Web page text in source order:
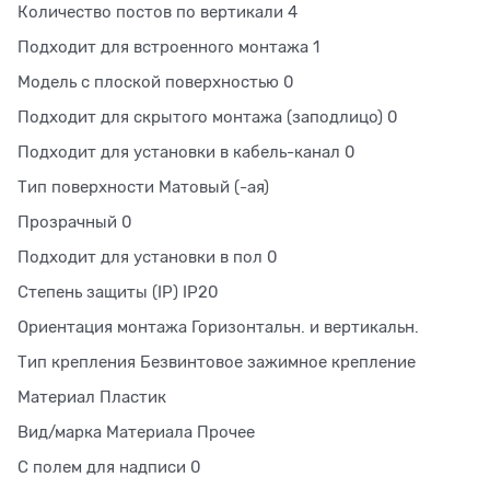
Количество постов по вертикали 4
Подходит для встроенного монтажа 1
Модель с плоской поверхностью 0
Подходит для скрытого монтажа (заподлицо) 0
Подходит для установки в кабель-канал 0
Тип поверхности Матовый (-ая)
Прозрачный 0
Подходит для установки в пол 0
Степень защиты (IP) IP20
Ориентация монтажа Горизонтальн. и вертикальн.
Тип крепления Безвинтовое зажимное крепление
Материал Пластик
Вид/марка Материала Прочее
С полем для надписи 0